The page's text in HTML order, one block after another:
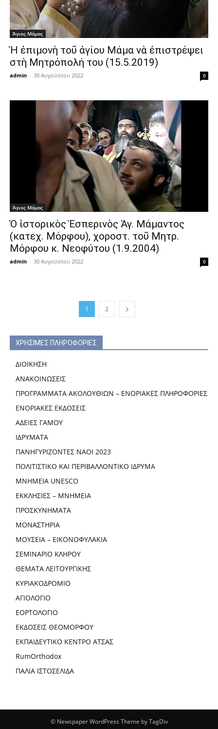
Άγιος Μάμας
Ἡ ἐπιμονὴ τοῦ ἁγίου Μάμα νὰ ἐπιστρέψει
στὴ Μητρόπολή του (15.5.2019)
admin - 30 Αυγούστου 2022 0
Άγιος Μάμας
Ὁ ἱστορικὸς Ἑσπερινὸς Ἁγ. Μάμαντος
(κατεχ. Μόρφου), χοροστ. τοῦ Μητρ.
Μόρφου κ. Νεοφύτου (1.9.2004)
admin - 30 Αυγούστου 2022 0
1 2
ΧΡΗΣΙΜΕΣ ΠΛΗΡΟΦΟΡΙΕΣ
ΔΙΟΙΚΗΣΗ
ΑΝΑΚΟΙΝΩΣΕΙΣ
ΠΡΟΓΡΑΜΜΑΤΑ ΑΚΟΛΟΥΘΙΩΝ – ΕΝΟΡΙΑΚΕΣ ΠΛΗΡΟΦΟΡΙΕΣ
ΕΝΟΡΙΑΚΕΣ ΕΚΔΟΣΕΙΣ
ΑΔΕΙΕΣ ΓΑΜΟΥ
ΙΔΡΥΜΑΤΑ
ΠΑΝΗΓΥΡΙΖΟΝΤΕΣ ΝΑΟΙ 2023
ΠΟΛΙΤΙΣΤΙΚΟ ΚΑΙ ΠΕΡΙΒΑΛΛΟΝΤΙΚΟ ΙΔΡΥΜΑ
ΜΝΗΜΕΙΑ UNESCO
ΕΚΚΛΗΣΙΕΣ – ΜΝΗΜΕΙΑ
ΠΡΟΣΚΥΝΗΜΑΤΑ
ΜΟΝΑΣΤΗΡΙΑ
ΜΟΥΣΕΙΑ – ΕΙΚΟΝΟΦΥΛΑΚΙΑ
ΣΕΜΙΝΑΡΙΟ ΚΛΗΡΟΥ
ΘΕΜΑΤΑ ΛΕΙΤΟΥΡΓΙΚΗΣ
ΚΥΡΙΑΚΟΔΡΟΜΙΟ
ΑΓΙΟΛΟΓΙΟ
ΕΟΡΤΟΛΟΓΙΟ
ΕΚΔΟΣΕΙΣ ΘΕΟΜΟΡΦΟΥ
ΕΚΠΑΙΔΕΥΤΙΚΟ ΚΕΝΤΡΟ ΑΤΣΑΣ
RumOrthodox
ΠΑΛΙΑ ΙΣΤΟΣΕΛΙΔΑ
© Newspaper WordPress Theme by TagDiv